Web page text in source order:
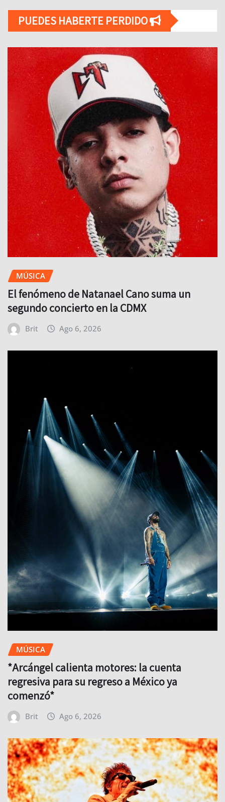
PUEDES HABERTE PERDIDO
MÚSICA
El fenómeno de Natanael Cano suma un
segundo concierto en la CDMX
Brit Ago 6, 2026
MÚSICA
*Arcángel calienta motores: la cuenta
regresiva para su regreso a México ya
comenzó*
Brit Ago 6, 2026